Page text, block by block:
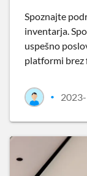
Spoznajte
inventarja.
uspešno
platformi brez
•